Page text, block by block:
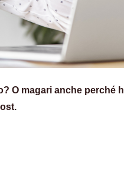
O magari anche perché